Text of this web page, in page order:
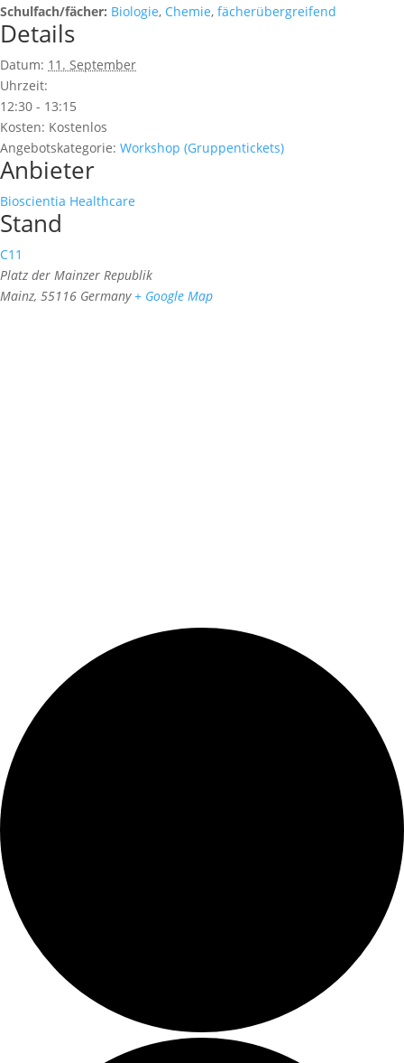
Schulfach/fächer: Biologie, Chemie, fächerübergreifend
Details
Datum: 11. September
Uhrzeit:
12:30 - 13:15
Kosten: Kostenlos
Angebotskategorie: Workshop (Gruppentickets)
Anbieter
Bioscientia Healthcare
Stand
C11
Platz der Mainzer Republik
Mainz, 55116 Germany + Google Map